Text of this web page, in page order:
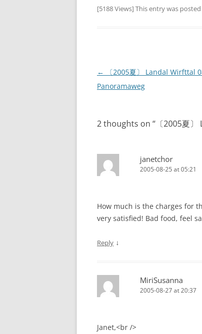
[5188 Views] This entry was
Post
navigation
←
〔2005夏〕 Landal Wirfttal
Panoramaweg
2 thoughts on “ 〔2005夏
janetchor
2005-08-25 at 05:21
How much is the charges for
very satisfied! Bad food, feel
Reply ↓
MiriSusanna
2005-08-27 at 20:37
Janet,<br />